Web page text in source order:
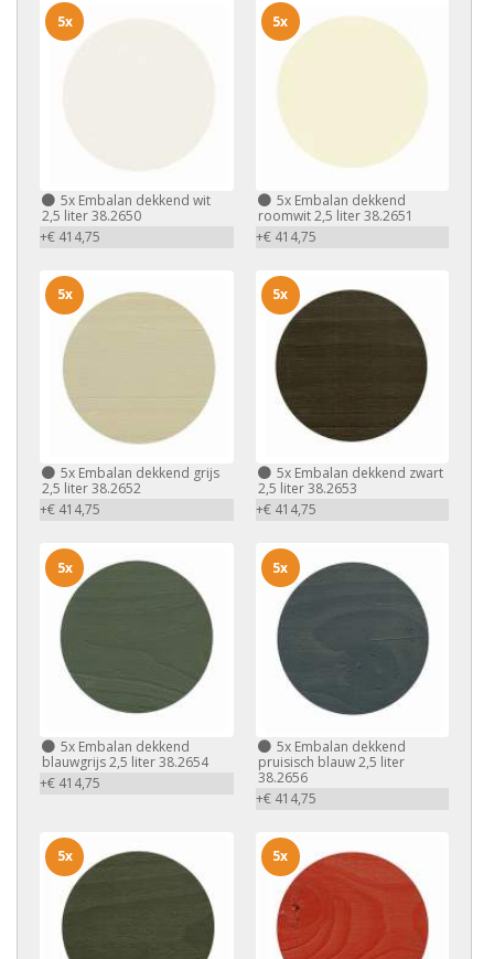
5x Embalan dekkend wit
2,5 liter 38.2650
+€ 414,75
5x
5xEmbalan dekkend
roomwit 2,5 liter 38.2651
+€ 414,75
5x
5x Embalan dekkend grijs
2,5 liter 38.2652
+€ 414,75
5x
5xEmbalan dekkend zwart
2,5 liter 38.2653
+€ 414,75
5x
5x Embalan dekkend
blauwgrijs 2,5 liter 38.2654
+€ 414,75
5x
5xEmbalan dekkend
pruisisch blauw 2,5 liter
38.2656
+€ 414,75
5x
5x 5x